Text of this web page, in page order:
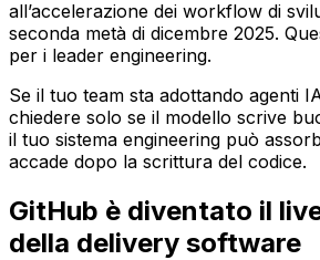
all’accelerazione dei workflow di
seconda metà di dicembre 2025.
per i leader engineering.
Se il tuo team sta adottando agenti
chiedere solo se il modello scrive
il tuo sistema engineering può
accade dopo la scrittura del codice.
GitHub è diventato il
della delivery software